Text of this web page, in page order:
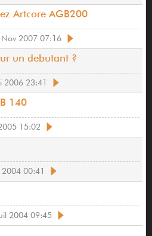
Artcore AGB200
Nov 2007 07:16
un debutant ?
2006 23:41
140
15:02
2004 00:41
2004 09:45